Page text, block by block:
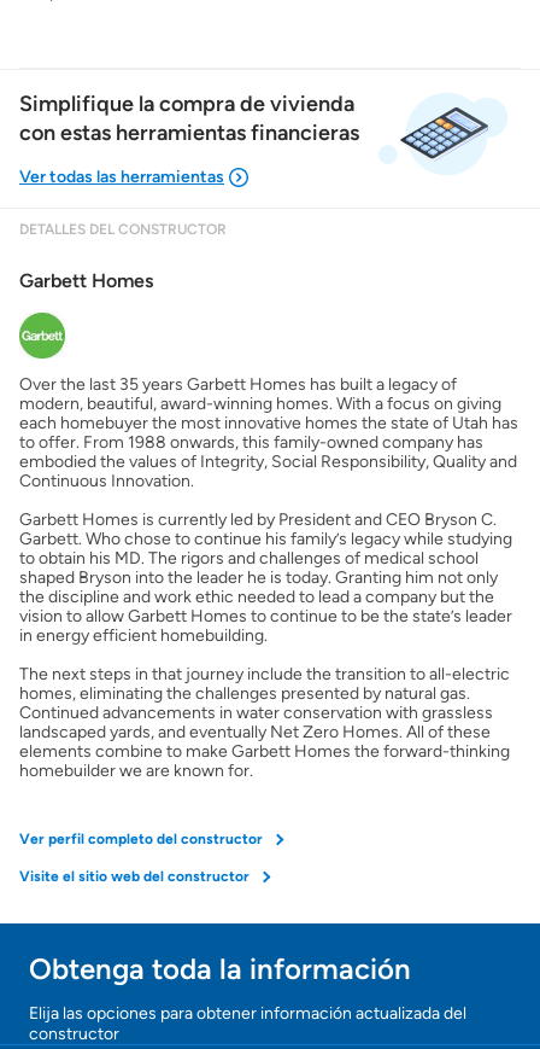
Simplifique la compra de vivienda
con estas herramientas financieras
Obtener mi puntaje de crédito
Calcular mi hipoteca
Obtener Aprobación Previa
Preparar mi casa para la venta
Obtener ofertas por mi casa
DETALLES DEL CONSTRUCTOR
Garbett Homes
Over the last 35 years Garbett Homes has built a legacy of
modern, beautiful, award-winning homes. With a focus on giving
each homebuyer the most innovative homes the state of Utah has
to offer. From 1988 onwards, this family-owned company has
embodied the values of Integrity, Social Responsibility, Quality and
Continuous Innovation.
Garbett Homes is currently led by President and CEO Bryson C.
Garbett. Who chose to continue his family’s legacy while studying
to obtain his MD. The rigors and challenges of medical school
shaped Bryson into the leader he is today. Granting him not only
the discipline and work ethic needed to lead a company but the
vision to allow Garbett Homes to continue to be the state’s leader
in energy efficient homebuilding.
The next steps in that journey include the transition to all-electric
homes, eliminating the challenges presented by natural gas.
Continued advancements in water conservation with grassless
landscaped yards, and eventually Net Zero Homes. All of these
elements combine to make Garbett Homes the forward-thinking
homebuilder we are known for.
Ver perfil completo del constructor
Visite el sitio web del constructor
¡Gracias!
¡
Obtenga toda la información
Elija las opciones para obtener información actualizada del
constructor